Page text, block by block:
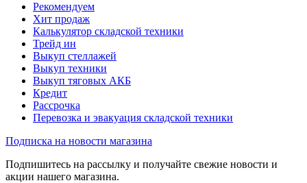
Рекомендуем
Хит продаж
Калькулятор складской техники
Трейд ин
Выкуп стеллажей
Выкуп техники
Выкуп тяговых АКБ
Кредит
Рассрочка
Перевозка и эвакуация складской техники
Подписка на новости магазина
Подпишитесь на рассылку и получайте свежие новости и
акции нашего магазина.